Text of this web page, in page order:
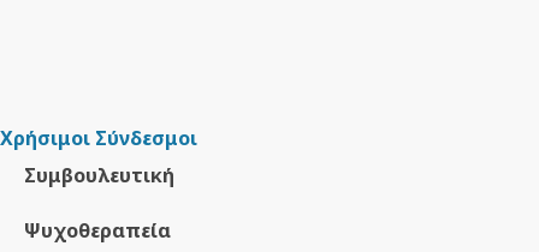
Χρήσιμοι Σύνδεσμοι
Συμβουλευτική
Ψυχοθεραπεία